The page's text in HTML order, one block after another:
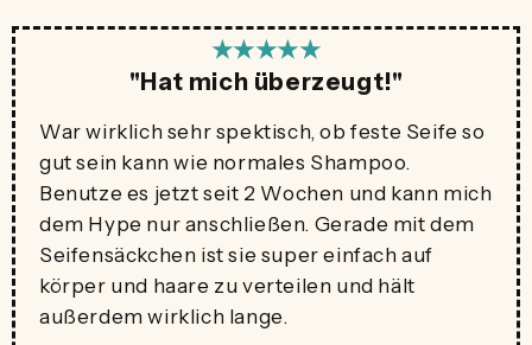
★★★★★
"Hat mich überzeugt!"
War wirklich sehr spektisch, ob feste Seife so
gut sein kann wie normales Shampoo.
Benutze es jetzt seit 2 Wochen und kann mich
dem Hype nur anschließen. Gerade mit dem
Seifensäckchen ist sie super einfach auf
körper und haare zu verteilen und hält
außerdem wirklich lange.